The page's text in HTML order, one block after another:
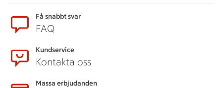
Få snabbt svar
FAQ
Kundservice
Kontakta oss
Massa erbjudanden